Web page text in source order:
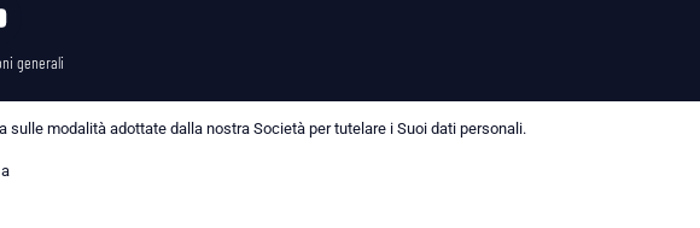
generali
sulle modalità adottate dalla nostra Società per tutelare i Suoi dati personali.